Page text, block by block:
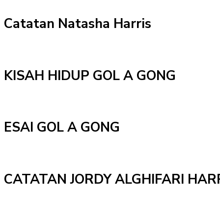
Catatan Natasha Harris
KISAH HIDUP GOL A GONG
ESAI GOL A GONG
CATATAN JORDY ALGHIFARI